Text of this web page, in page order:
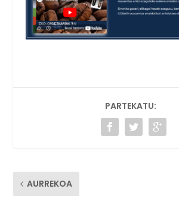
PARTEKATU:
AURREKOA